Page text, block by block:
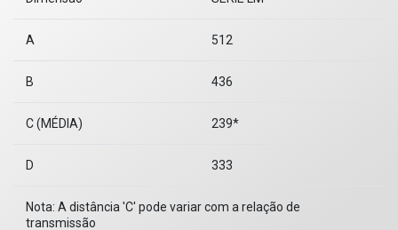
A 512
B 436
C (MÉDIA) 239*
D 333
Nota: A distância 'C' pode variar com a relação de
transmissão